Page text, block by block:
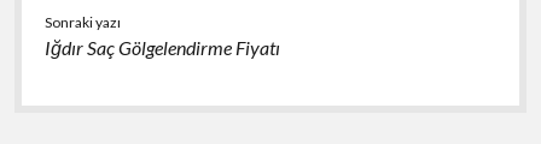
Sonraki yazı
Iğdır Saç Gölgelendirme Fiyatı